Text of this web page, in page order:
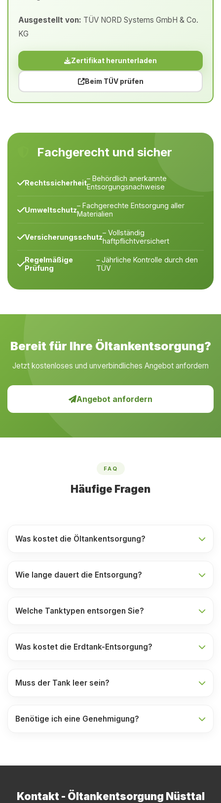
Ausgestellt von: TÜV NORD Systems GmbH & Co.
KG
Zertifikat herunterladen
Beim TÜV prüfen
Fachgerecht und sicher
Rechtssicherheit– Behördlich anerkannte
Entsorgungsnachweise
Umweltschutz– Fachgerechte Entsorgung aller
Materialien
Versicherungsschutz– Vollständig
haftpflichtversichert
Regelmäßige
Prüfung
– Jährliche Kontrolle durch den
TÜV
Bereit für Ihre Öltankentsorgung?
Jetzt kostenloses und unverbindliches Angebot anfordern
Angebot anfordern
FAQ
Häufige Fragen
Was kostet die Öltankentsorgung?
Wie lange dauert die Entsorgung?
Welche Tanktypen entsorgen Sie?
Was kostet die Erdtank-Entsorgung?
Muss der Tank leer sein?
Benötige ich eine Genehmigung?
Kontakt - Öltankentsorgung Nüsttal